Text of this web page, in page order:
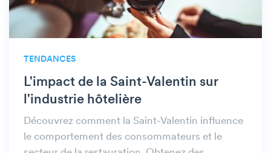
TENDANCES
L'impact de la Saint-Valentin sur
l'industrie hôtelière
Découvrez comment la Saint-Valentin influence
le comportement des consommateurs et le